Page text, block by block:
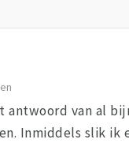
antwoord van al
Inmiddels slik ik